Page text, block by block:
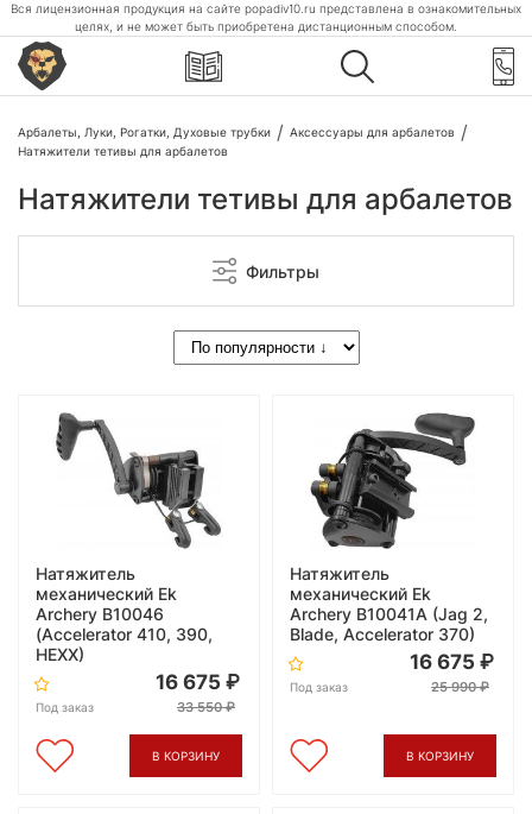
Вся лицензионная продукция на сайте popadiv10.ru представлена в ознакомительных
целях, и не может быть приобретена дистанционным способом.
Арбалеты, Луки, Рогатки, Духовые трубки
Аксессуары для арбалетов
Натяжители тетивы для арбалетов
Натяжители тетивы для арбалетов
Фильтры
Натяжитель
механический Ek
Archery B10046
(Accelerator 410, 390,
HEXX)
Под заказ
16 675
33 550
В КОРЗИНУ
Натяжитель
механический Ek
Archery B10041A (Jag 2,
Blade, Accelerator 370)
Под заказ
16 675
25 990
В КОРЗИНУ